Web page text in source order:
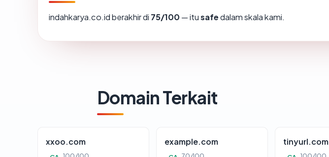
indahkarya.co.id berakhir di 75/100 — itusafedalam skala kami.
Domain Terkait
xxoo.com example.com tinyurl.com